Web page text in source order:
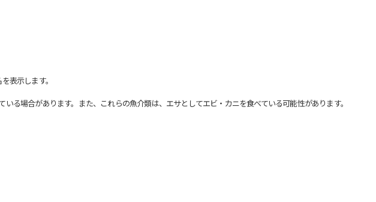
表示します。
場合があります。また、これらの魚介類は、エサとしてエビ・カニを食べている可能性があります。